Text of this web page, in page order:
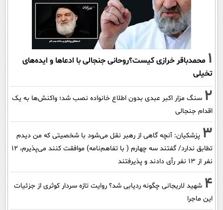
1 محمدباقر خرازی کیست؟روحانی جنجالی با ادعاها و ایده‌های
تخیلی
2 سنگ مزار اکبر عبدی بدون اطلاع خانواده نصب شد؛ واکنش‌ها به یک
اقدام جنجالی
3 پزشکیان‌: آنچه گاهی از رهبر نقل می‌شود با شخصیتی که من دیدم
تطابق ندارد/ گفتند سه چهارم ( با تفاهم‌نامه) موافقت کنند می‌پذیرم، 12
نفر از 13 نفر رأی دادند و پذیرفتند
4 شهید لاریجانی چگونه ردیابی شد؟ روایت تازه سردار کوثری از جزئیات
این ماجرا